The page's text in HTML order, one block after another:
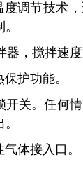
度调节技术
器，搅拌速度
护功能。
关。任何
体接入口。